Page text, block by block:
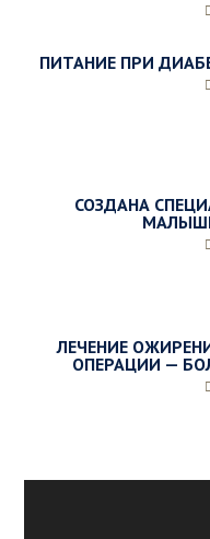
ПИТАНИЕ ПРИ
СОЗДАНА
ЛЕЧЕНИЕ
ОПЕРАЦИИ —